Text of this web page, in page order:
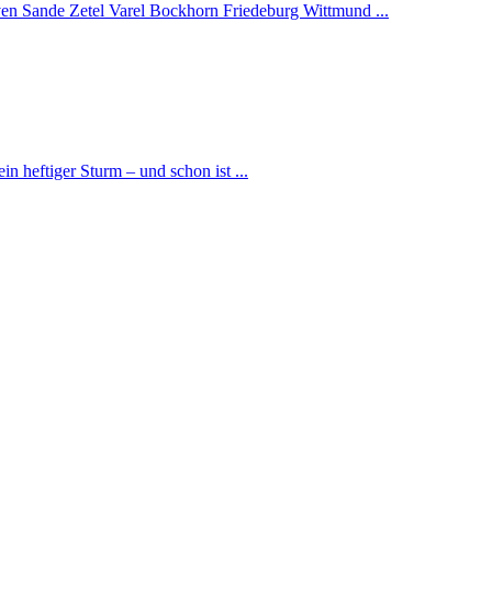
Sande Zetel Varel Bockhorn Friedeburg Wittmund ...
heftiger Sturm – und schon ist ...